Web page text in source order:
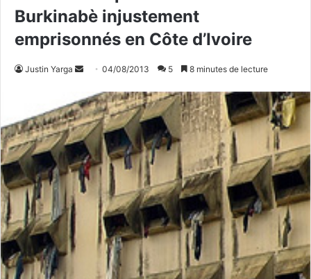
Burkinabè injustement
emprisonnés en Côte d’Ivoire
Justin Yarga
v
o
y
e
r
u
04/08/2013 5 8 minutes de lecture